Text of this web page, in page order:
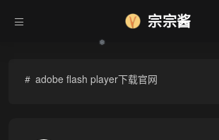
宗宗酱
adobe flash player下载官网